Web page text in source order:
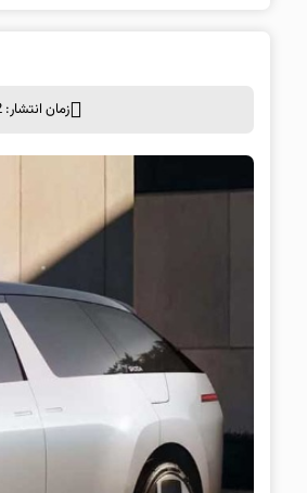
زمان انتشار: 12 سپتامبر 2025 ساعت 13:07